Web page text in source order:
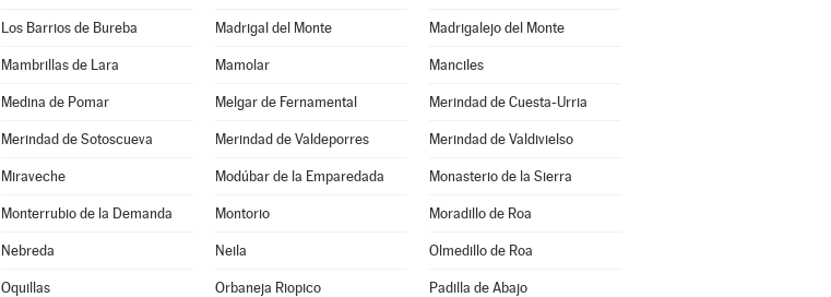
Los Barrios de Bureba Madrigal del Monte Madrigalejo del Monte
Mambrillas de Lara Mamolar Manciles
Medina de Pomar Melgar de Fernamental Merindad de Cuesta-Urria
Merindad de Sotoscueva Merindad de Valdeporres Merindad de Valdivielso
Miraveche Modúbar de la Emparedada Monasterio de la Sierra
Monterrubio de la Demanda Montorio Moradillo de Roa
Nebreda Neila Olmedillo de Roa
Oquillas Orbaneja Riopico Padilla de Abajo